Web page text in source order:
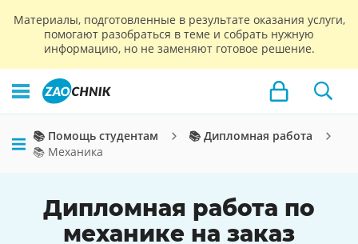
Материалы, подготовленные в результате оказания услуги,
помогают разобраться в теме и собрать нужную
информацию, но не заменяют готовое решение.
📚 Помощь студентам
📚 Дипломная работа
📚 Механика
Дипломная работа по
механике на заказ